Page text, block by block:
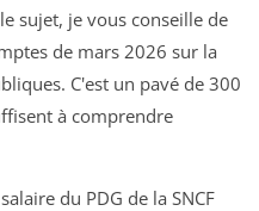
sujet, je vous conseille de
de mars 2026 sur la
C'est un pavé de 300
à comprendre
du PDG de la SNCF